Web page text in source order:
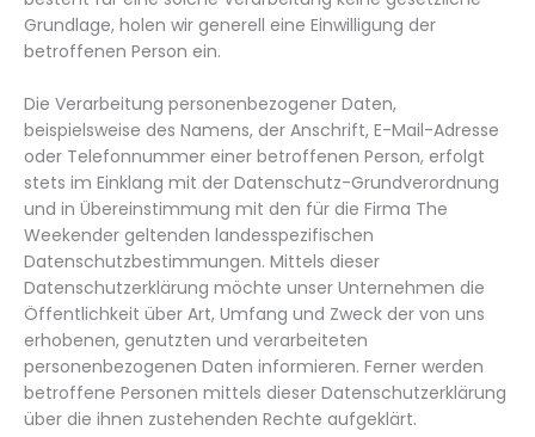
Grundlage, holen wir generell eine Einwilligung der
betroffenen Person ein.
Die Verarbeitung personenbezogener Daten,
beispielsweise des Namens, der Anschrift, E-Mail-Adresse
oder Telefonnummer einer betroffenen Person, erfolgt
stets im Einklang mit der Datenschutz-Grundverordnung
und in Übereinstimmung mit den für die Firma The
Weekender geltenden landesspezifischen
Datenschutzbestimmungen. Mittels dieser
Datenschutzerklärung möchte unser Unternehmen die
Öffentlichkeit über Art, Umfang und Zweck der von uns
erhobenen, genutzten und verarbeiteten
personenbezogenen Daten informieren. Ferner werden
betroffene Personen mittels dieser Datenschutzerklärung
über die ihnen zustehenden Rechte aufgeklärt.